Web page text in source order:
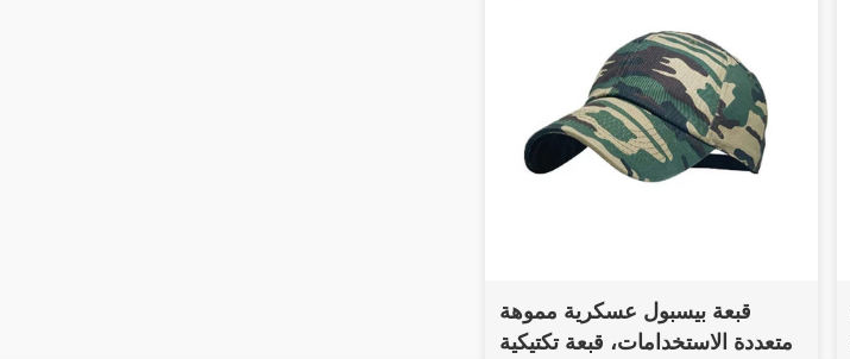
قبعة بيسبول عسكرية مموهة
متعددة الاستخدامات، قبعة تكتيكية